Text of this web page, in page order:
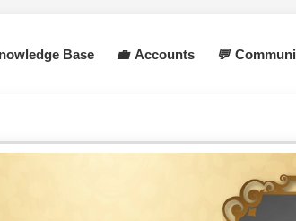
Base 💼 Accounts 💬